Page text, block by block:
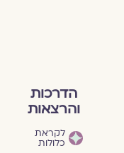
הדרכות
והרצאות
לקראת
כלולות